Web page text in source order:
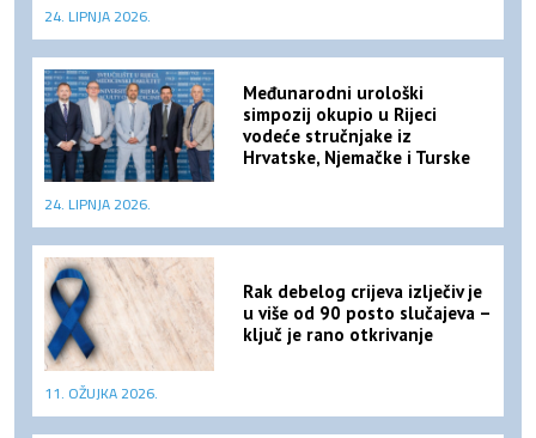
24. LIPNJA 2026.
Međunarodni urološki
simpozij okupio u Rijeci
vodeće stručnjake iz
Hrvatske, Njemačke i Turske
24. LIPNJA 2026.
Rak debelog crijeva izlječiv je
u više od 90 posto slučajeva –
ključ je rano otkrivanje
11. OŽUJKA 2026.